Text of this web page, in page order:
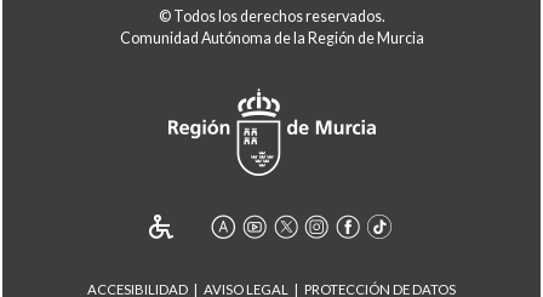
© Todos los derechos reservados.
Comunidad Autónoma de la Región de Murcia
ACCESIBILIDAD AVISO LEGAL PROTECCIÓN DE DATOS